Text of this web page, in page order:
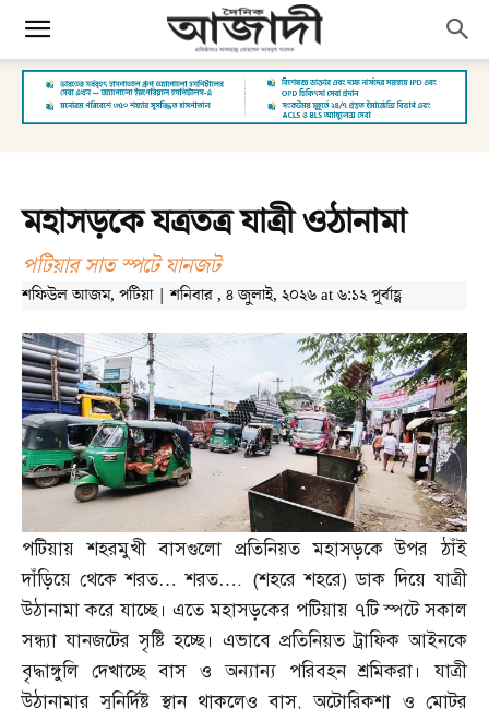
মহাসড়কে যত্রতত্র যাত্রী ওঠানামা
পটিয়ার সাত স্পটে যানজট
শফিউল আজম, পটিয়া | শনিবার , ৪ জুলাই, ২০২৬ at ৬:১২ পূর্বাহ্ণ
পটিয়ায় শহরমুখী বাসগুলো প্রতিনিয়ত মহাসড়কে উপর ঠাঁই
দাঁড়িয়ে থেকে শরত…শরত…. (শহরে শহরে)ডাক দিয়ে যাত্রী
উঠানামা করে যাচ্ছে। এতে মহাসড়কের পটিয়ায় ৭টি স্পটে সকাল
সন্ধ্যা যানজটের সৃষ্টি হচ্ছে। এভাবে প্রতিনিয়ত ট্রাফিক আইনকে
বৃদ্ধাঙ্গুলি দেখাচ্ছে বাস ও অন্যান্য পরিবহন শ্রমিকরা। যাত্রী
উঠানামার সুনির্দিষ্ট স্থান থাকলেও বাস,অটোরিকশা ও মোটর